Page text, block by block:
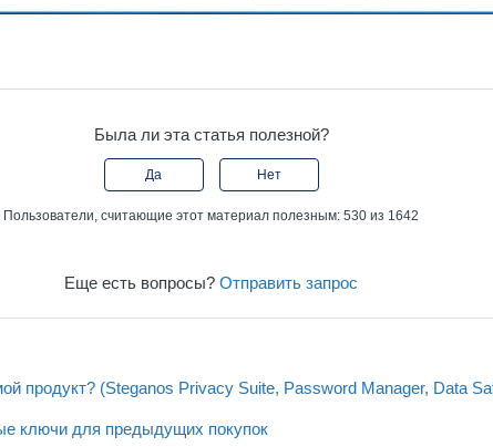
Была ли эта статья полезной?
Да Нет
Пользователи, считающие этот материал полезным: 530 из 1642
Еще есть вопросы?Отправить запрос
продукт? (Steganos Privacy Suite, Password Manager, Data
ключи для предыдущих покупок